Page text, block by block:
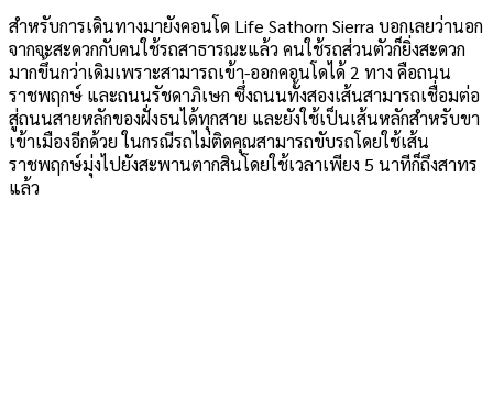
สำหรับการเดินทางมายังคอนโด Life Sathorn Sierra บอกเลยว่านอก
จากจะสะดวกกับคนใช้รถสาธารณะแล้ว คนใช้รถส่วนตัวก็ยิ่งสะดวก
มากขึ้นกว่าเดิมเพราะสามารถเข้า-ออกคอนโดได้ 2 ทาง คือถนน
ราชพฤกษ์ และถนนรัชดาภิเษก ซึ่งถนนทั้งสองเส้นสามารถเชื่อมต่อ
สู่ถนนสายหลักของฝั่งธนได้ทุกสาย และยังใช้เป็นเส้นหลักสำหรับขา
เข้าเมืองอีกด้วย ในกรณีรถไม่ติดคุณสามารถขับรถโดยใช้เส้น
ราชพฤกษ์มุ่งไปยังสะพานตากสินโดยใช้เวลาเพียง 5 นาทีก็ถึงสาทร
แล้ว